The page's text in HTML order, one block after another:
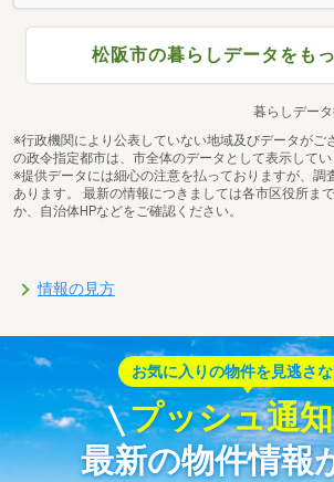
松阪市の暮らしデータをも
暮らしデータ
※行政機関により公表していない地域及びデータがご
の政令指定都市は、市全体のデータとして表示してい
※提供データには細心の注意を払っておりますが、調
あります。 最新の情報につきましては各市区役所ま
か、自治体HPなどをご確認ください。
情報の見方
お気に入りの物件を見逃さな
プッシュ通
最新の物件情報